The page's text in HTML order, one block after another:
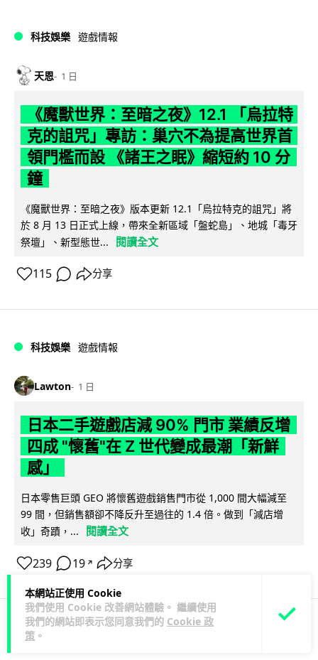
本網站正使用 Cookie
我們使用 Cookie 改善網站體驗。 繼續使用
我們的網站即表示您同意我們的 Cookie 政
策 。
科技娛樂 遊戲情報
天恩 1 日
《魔獸世界：至暗之夜》12.1 「烏拉特
克的詛咒」專訪：巢穴不為提高世界首
領門檻而設 《諸王之眠》縮短約 10 分
鐘
《魔獸世界：至暗之夜》版本更新 12.1「烏拉特克的詛咒」將
於 8 月 13 日正式上線，帶來全新區域「盤蛇島」、地城「毒牙
祭壇」、新型態世...
閱讀全文
115 分享
科技娛樂 遊戲情報
Lawton 1 日
日本二手遊戲店減 90% 門市 業績反增
四成 "懷舊"在 Z 世代變成最潮「新鮮
感」
日本零售巨頭 GEO 將懷舊遊戲銷售門市從 1,000 間大幅減至
99 間，但銷售額卻不降反升至過往的 1.4 倍。做到「減店增
收」奇蹟，...
閱讀全文
239 19 ↗ 分享
人工智能